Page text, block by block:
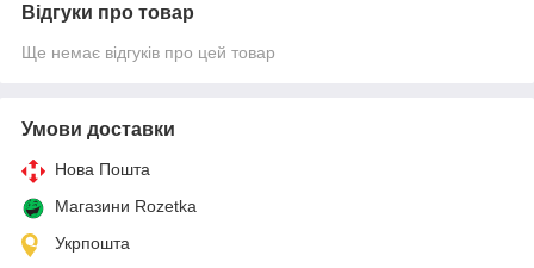
Відгуки про товар
Ще немає відгуків про цей товар
Умови доставки
Нова Пошта
Магазини Rozetka
Укрпошта